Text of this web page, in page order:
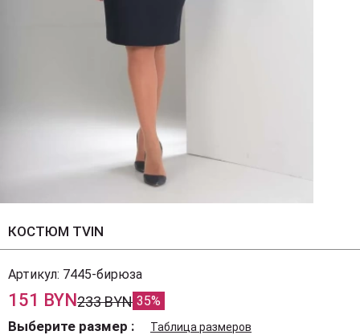
КОСТЮМ TVIN
Артикул: 7445-бирюза
151 BYN233 BYN 35%
Выберите размер Таблица размеров